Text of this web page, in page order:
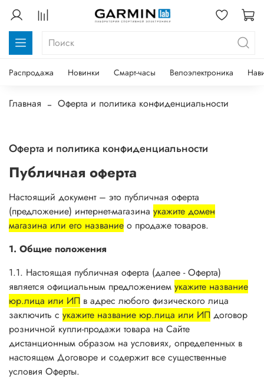
Распродажа Новинки Смарт-часы Велоэлектроника
Главная Оферта и политика конфиденциальности
Оферта и политика конфиденциальности
Публичная оферта
Настоящий документ – это публичная оферта
(предложение) интернет-магазина укажите домен
магазина или его название о продаже товаров.
1. Общие положения
1.1. Настоящая публичная оферта (далее - Оферта)
является официальным предложением укажите название
юр.лица или ИП в адрес любого физического лица
заключить с укажите название юр.лица или ИП договор
розничной купли-продажи товара на Сайте
дистанционным образом на условиях, определенных в
настоящем Договоре и содержит все существенные
условия Оферты.